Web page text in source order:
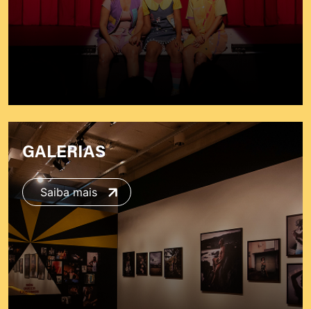
GALERIAS
Saiba mais